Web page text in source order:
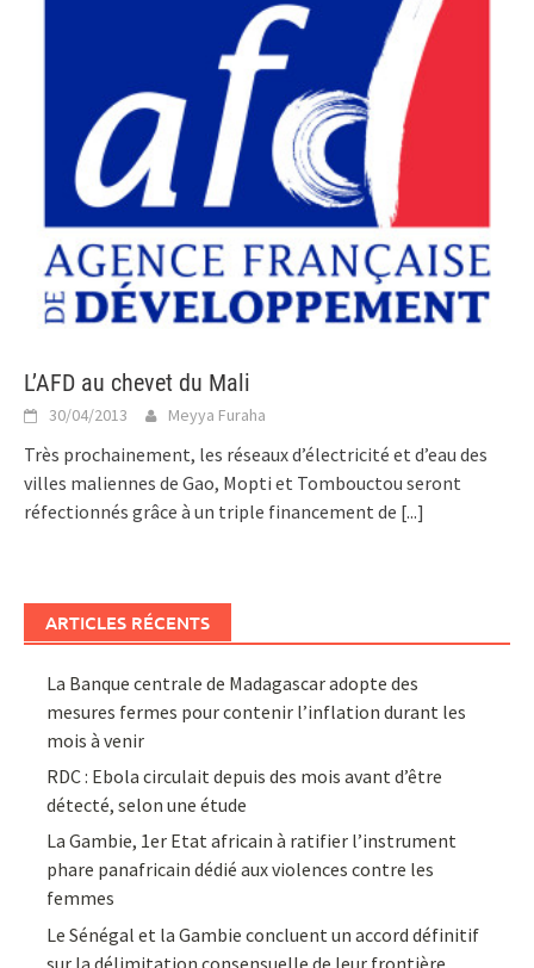
L’AFD au chevet du Mali
30/04/2013 Meyya Furaha
Très prochainement, les réseaux d’électricité et d’eau des
villes maliennes de Gao, Mopti et Tombouctou seront
réfectionnés grâce à un triple financement de [...]
ARTICLES RÉCENTS
La Banque centrale de Madagascar adopte des
mesures fermes pour contenir l’inflation durant les
mois à venir
RDC : Ebola circulait depuis des mois avant d’être
détecté, selon une étude
La Gambie, 1er Etat africain à ratifier l’instrument
phare panafricain dédié aux violences contre les
femmes
Le Sénégal et la Gambie concluent un accord définitif
sur la délimitation consensuelle de leur frontière